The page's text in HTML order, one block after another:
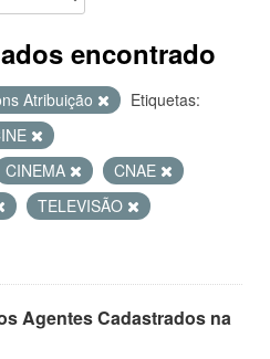
encontrado
Atribuição
Etiquetas:
CINEMA
CNAE
TELEVISÃO
Agentes Cadastrados na